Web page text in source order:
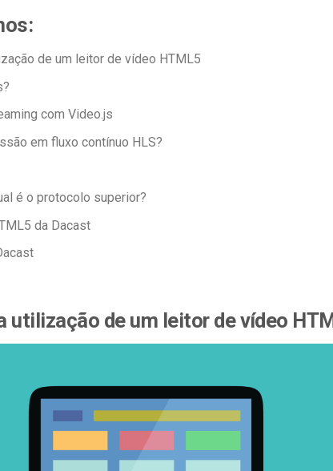
de um leitor de vídeo HTML5
com Video.js
em fluxo contínuo HLS?
é o protocolo superior?
da Dacast
utilização de um leitor de vídeo